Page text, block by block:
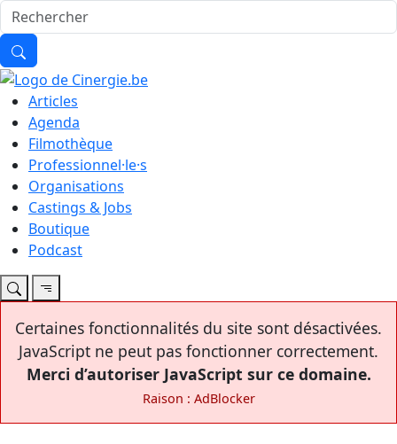
Articles
Agenda
Filmothèque
Professionnel·le·s
Organisations
Castings & Jobs
Boutique
Podcast
Certaines fonctionnalités du site sont désactivées.
JavaScript ne peut pas fonctionner correctement.
Merci d’autoriser JavaScript sur ce domaine.
Raison : AdBlocker